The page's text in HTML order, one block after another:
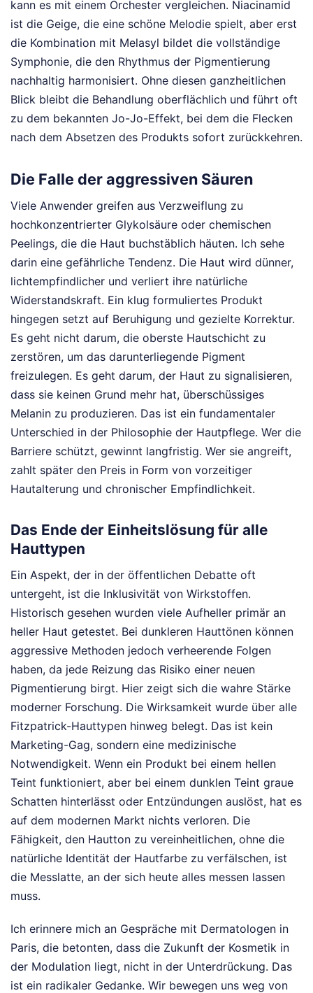
kann es mit einem Orchester vergleichen. Niacinamid
ist die Geige, die eine schöne Melodie spielt, aber erst
die Kombination mit Melasyl bildet die vollständige
Symphonie, die den Rhythmus der Pigmentierung
nachhaltig harmonisiert. Ohne diesen ganzheitlichen
Blick bleibt die Behandlung oberflächlich und führt oft
zu dem bekannten Jo-Jo-Effekt, bei dem die Flecken
nach dem Absetzen des Produkts sofort zurückkehren.
Die Falle der aggressiven Säuren
Viele Anwender greifen aus Verzweiflung zu
hochkonzentrierter Glykolsäure oder chemischen
Peelings, die die Haut buchstäblich häuten. Ich sehe
darin eine gefährliche Tendenz. Die Haut wird dünner,
lichtempfindlicher und verliert ihre natürliche
Widerstandskraft. Ein klug formuliertes Produkt
hingegen setzt auf Beruhigung und gezielte Korrektur.
Es geht nicht darum, die oberste Hautschicht zu
zerstören, um das darunterliegende Pigment
freizulegen. Es geht darum, der Haut zu signalisieren,
dass sie keinen Grund mehr hat, überschüssiges
Melanin zu produzieren. Das ist ein fundamentaler
Unterschied in der Philosophie der Hautpflege. Wer die
Barriere schützt, gewinnt langfristig. Wer sie angreift,
zahlt später den Preis in Form von vorzeitiger
Hautalterung und chronischer Empfindlichkeit.
Das Ende der Einheitslösung für alle
Hauttypen
Ein Aspekt, der in der öffentlichen Debatte oft
untergeht, ist die Inklusivität von Wirkstoffen.
Historisch gesehen wurden viele Aufheller primär an
heller Haut getestet. Bei dunkleren Hauttönen können
aggressive Methoden jedoch verheerende Folgen
haben, da jede Reizung das Risiko einer neuen
Pigmentierung birgt. Hier zeigt sich die wahre Stärke
moderner Forschung. Die Wirksamkeit wurde über alle
Fitzpatrick-Hauttypen hinweg belegt. Das ist kein
Marketing-Gag, sondern eine medizinische
Notwendigkeit. Wenn ein Produkt bei einem hellen
Teint funktioniert, aber bei einem dunklen Teint graue
Schatten hinterlässt oder Entzündungen auslöst, hat es
auf dem modernen Markt nichts verloren. Die
Fähigkeit, den Hautton zu vereinheitlichen, ohne die
natürliche Identität der Hautfarbe zu verfälschen, ist
die Messlatte, an der sich heute alles messen lassen
muss.
Ich erinnere mich an Gespräche mit Dermatologen in
Paris, die betonten, dass die Zukunft der Kosmetik in
der Modulation liegt, nicht in der Unterdrückung. Das
ist ein radikaler Gedanke. Wir bewegen uns weg von